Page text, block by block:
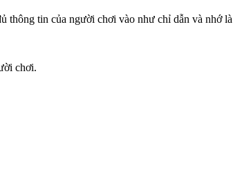
thông tin của người chơi vào như chỉ dẫn và nhớ là
chơi.